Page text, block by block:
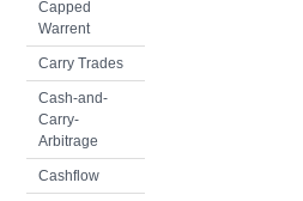
Capped
Warrent
Carry Trades
Cash-and-
Carry-
Arbitrage
Cashflow